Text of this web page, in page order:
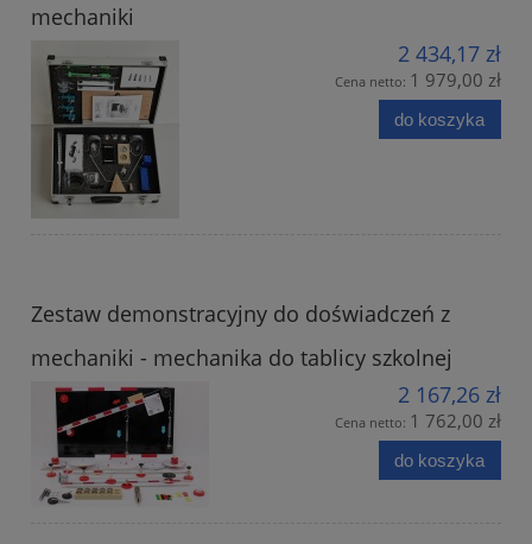
mechaniki
2 434,17 zł
Cena netto: 1 979,00 zł
do koszyka
Zestaw demonstracyjny do doświadczeń z
mechaniki - mechanika do tablicy szkolnej
2 167,26 zł
Cena netto: 1 762,00 zł
do koszyka